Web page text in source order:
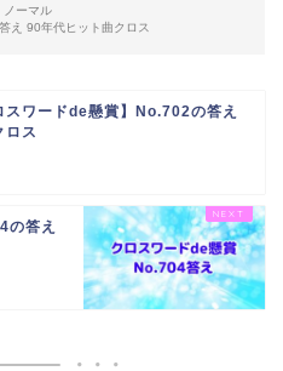
ノーマル
え 90年代ヒット曲クロス
スワードde懸賞】No.702の答え
ロス
の答え